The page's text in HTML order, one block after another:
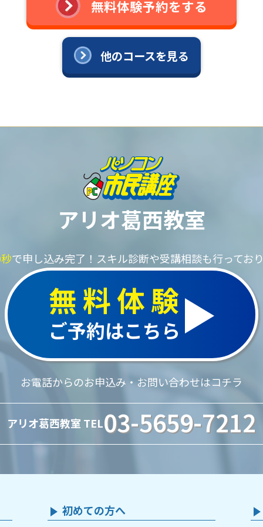
無料体験予約をする
他のコースを見る
アリオ葛西教室
で申し込み完了！ スキル診断や受講相談も行ってお
無料体験
ご予約はこちら
お電話からのお申込み・お問い合わせはコチラ
アリオ葛西教室 TEL03-5659-7212
初めての方へ